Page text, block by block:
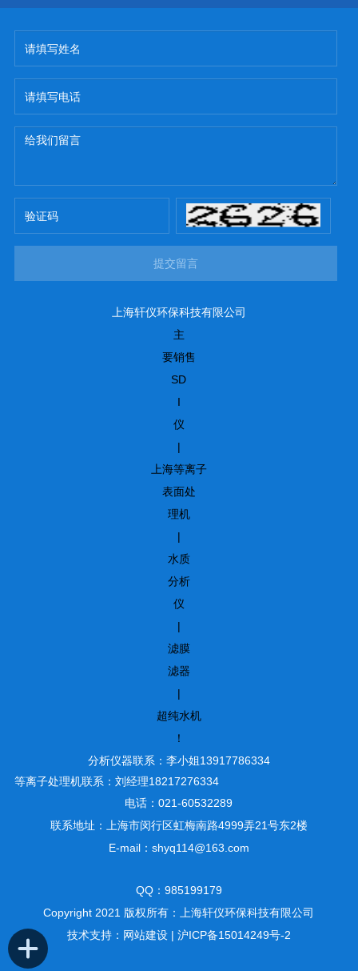
提交留言
上海轩仪环保科技有限公司
主
要销售
SD
I
仪
|
上海等离子
表面处
理机
|
水质
分析
仪
|
滤膜
滤器
|
超纯水机
！
分析仪器联系：李小姐13917786334
等离子处理机联系：刘经理18217276334
电话：021-60532289
联系地址：上海市闵行区虹梅南路4999弄21号东2楼
E-mail：shyq114@163.com
QQ：985199179
Copyright 2021 版权所有：上海轩仪环保科技有限公司
技术支持： 网站建设| 沪ICP备15014249号-2